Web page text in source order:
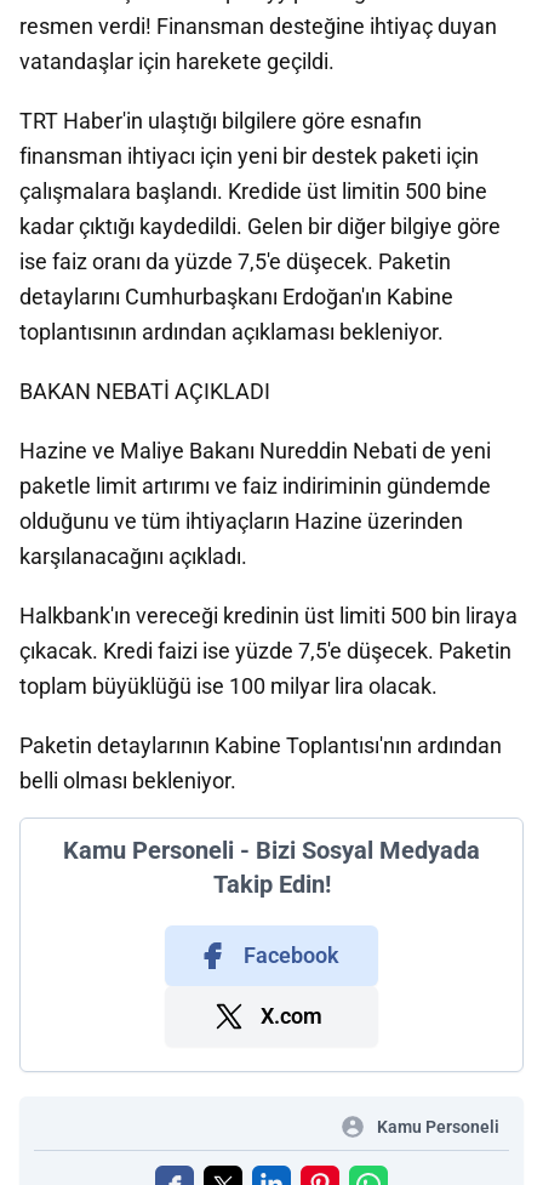
resmen verdi! Finansman desteğine ihtiyaç duyan
vatandaşlar için harekete geçildi.
TRT Haber'in ulaştığı bilgilere göre esnafın
finansman ihtiyacı için yeni bir destek paketi için
çalışmalara başlandı. Kredide üst limitin 500 bine
kadar çıktığı kaydedildi. Gelen bir diğer bilgiye göre
ise faiz oranı da yüzde 7,5'e düşecek. Paketin
detaylarını Cumhurbaşkanı Erdoğan'ın Kabine
toplantısının ardından açıklaması bekleniyor.
BAKAN NEBATİ AÇIKLADI
Hazine ve Maliye Bakanı Nureddin Nebati de yeni
paketle limit artırımı ve faiz indiriminin gündemde
olduğunu ve tüm ihtiyaçların Hazine üzerinden
karşılanacağını açıkladı.
Halkbank'ın vereceği kredinin üst limiti 500 bin liraya
çıkacak. Kredi faizi ise yüzde 7,5'e düşecek. Paketin
toplam büyüklüğü ise 100 milyar lira olacak.
Paketin detaylarının Kabine Toplantısı'nın ardından
belli olması bekleniyor.
Kamu Personeli - Bizi Sosyal Medyada
Takip Edin!
Facebook
X.com
Kamu Personeli